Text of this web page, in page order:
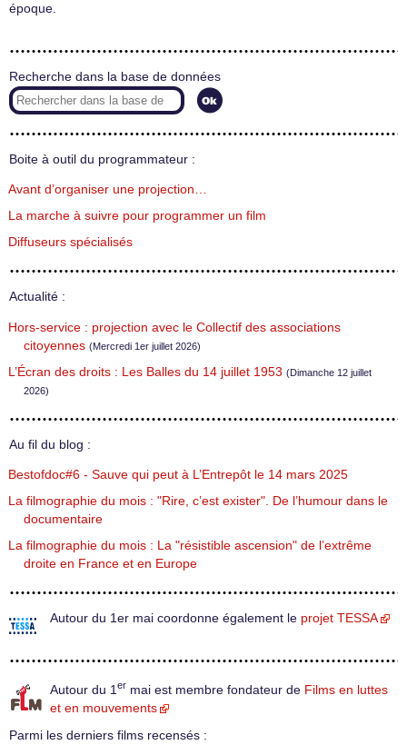
époque.
Recherche dans la base de données
Boite à outil du programmateur :
Avant d’organiser une projection…
La marche à suivre pour programmer un film
Diffuseurs spécialisés
Actualité :
Hors-service : projection avec le Collectif des associations
citoyennes (Mercredi 1er juillet 2026)
L’Écran des droits : Les Balles du 14 juillet 1953 (Dimanche 12 juillet
2026)
Au fil du blog :
Bestofdoc#6 - Sauve qui peut à L’Entrepôt le 14 mars 2025
La filmographie du mois : "Rire, c’est exister". De l’humour dans le
documentaire
La filmographie du mois : La "résistible ascension" de l’extrême
droite en France et en Europe
Autour du 1er mai coordonne également le projet TESSA
Autour du 1 er mai est membre fondateur de Films en luttes
et en mouvements
Parmi les derniers films recensés :